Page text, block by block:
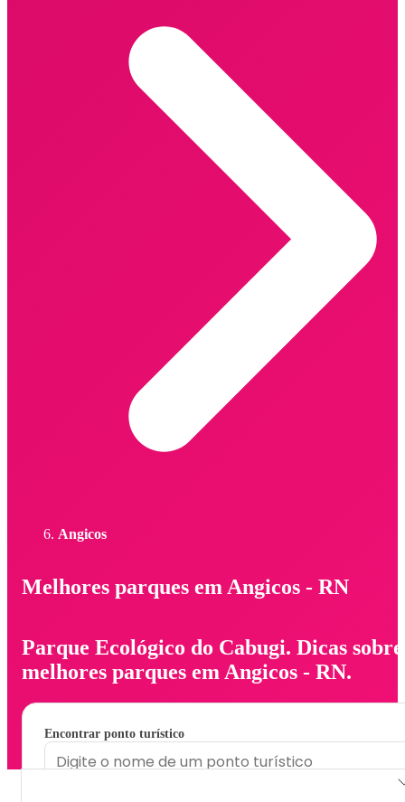
Angicos
Melhores parques em Angicos - RN
Parque Ecológico do Cabugi. Dicas sobre
melhores parques em Angicos - RN.
Encontrar ponto turístico